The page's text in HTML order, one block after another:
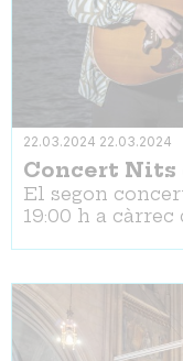
22.03.2024 22.03.2024
Concert Nits
El segon
19:00 h a càrrec